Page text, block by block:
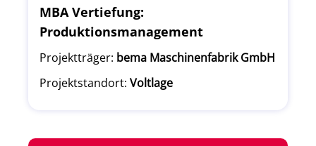
MBA Vertiefung:
Produktionsmanagement
Projektträger: bema Maschinenfabrik GmbH
Projektstandort: Voltlage